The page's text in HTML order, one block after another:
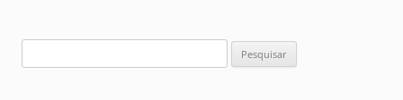
por: